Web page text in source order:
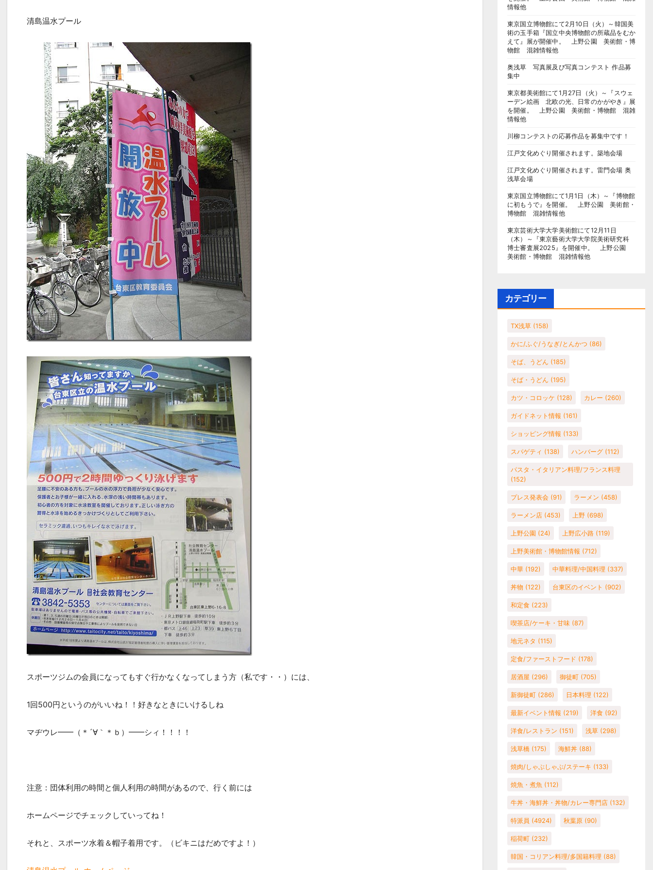
清島温水プール
スポーツジムの会員になってもすぐ行かなくなってしまう方（私です・・）には、
1回500円というのがいいね！！好きなときにいけるしね
マヂウレ━━（＊´∀｀＊ｂ）━━シィ！！！！
注意：団体利用の時間と個人利用の時間があるので、行く前には
ホームページでチェックしていってね！
それと、スポーツ水着＆帽子着用です。（ビキニはだめですよ！）
情報他
東京国立博物館にて2月10日（火）～韓国美
術の玉手箱『国立中央博物館の所蔵品をむか
えて』展が開催中。 上野公園 美術館・博
物館 混雑情報他
奥浅草 写真展及び写真コンテスト 作品募
集中
東京都美術館にて1月27日（火）～『スウェ
ーデン絵画 北欧の光、日常のかがやき』展
を開催。 上野公園 美術館・博物館 混雑
情報他
川柳コンテストの応募作品を募集中です！
江戸文化めぐり開催されます。築地会場
江戸文化めぐり開催されます。雷門会場 奥
浅草会場
東京国立博物館にて1月1日（木）～『博物館
に初もうで』を開催。 上野公園 美術館・
博物館 混雑情報他
東京芸術大学大学美術館にて12月11日
（木）～『東京藝術大学大学院美術研究科
博士審査展2025』を開催中。 上野公園
美術館・博物館 混雑情報他
カテゴリー
TX浅草 (158)
かに/ふぐ/うなぎ/とんかつ (86)
そば、うどん (185)
そば・うどん (195)
カツ・コロッケ (128) カレー (260)
ガイドネット情報 (161)
ショッピング情報 (133)
スパゲティ (138) ハンバーグ (112)
パスタ・イタリアン料理/フランス料理
(152)
プレス発表会 (91) ラーメン (458)
ラーメン店 (453) 上野 (698)
上野公園 (24) 上野広小路 (119)
上野美術館・博物館情報 (712)
中華 (192) 中華料理/中国料理 (337)
丼物 (122) 台東区のイベント (902)
和定食 (223)
喫茶店/ケーキ・甘味 (87)
地元ネタ (115)
定食/ファーストフード (178)
居酒屋 (296) 御徒町 (705)
新御徒町 (286) 日本料理 (122)
最新イベント情報 (219) 洋食 (92)
洋食/レストラン (151) 浅草 (298)
浅草橋 (175) 海鮮丼 (88)
焼肉/しゃぶしゃぶ/ステーキ (133)
焼魚・煮魚 (112)
牛丼・海鮮丼・丼物/カレー専門店 (132)
特派員 (4924) 秋葉原 (90)
稲荷町 (232)
韓国・コリアン料理/多国籍料理 (88)